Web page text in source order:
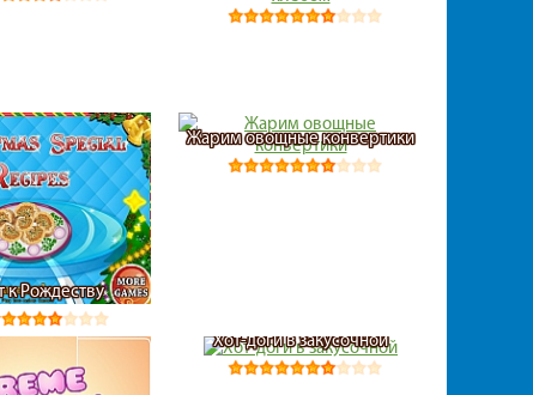
к Рождеству
Жарим овощные конвертики
Хот-доги в закусочной